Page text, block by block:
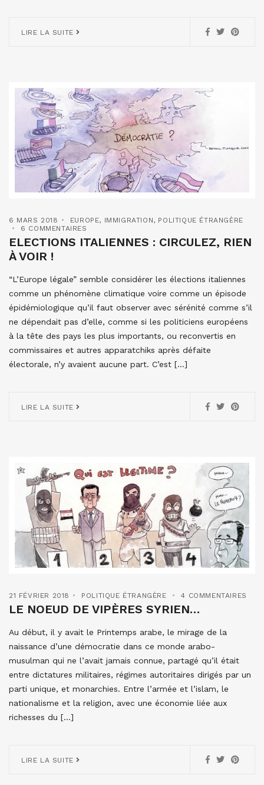
LIRE LA SUITE
6 MARS 2018 EUROPE, IMMIGRATION, POLITIQUE ÉTRANGÈRE
6 COMMENTAIRES
ELECTIONS ITALIENNES : CIRCULEZ, RIEN
À VOIR !
“L’Europe légale” semble considérer les élections italiennes
comme un phénomène climatique voire comme un épisode
épidémiologique qu’il faut observer avec sérénité comme s’il
ne dépendait pas d’elle, comme si les politiciens européens
à la tête des pays les plus importants, ou reconvertis en
commissaires et autres apparatchiks après défaite
électorale, n’y avaient aucune part. C’est […]
LIRE LA SUITE
21 FÉVRIER 2018 POLITIQUE ÉTRANGÈRE 4 COMMENTAIRES
LE NOEUD DE VIPÈRES SYRIEN…
Au début, il y avait le Printemps arabe, le mirage de la
naissance d’une démocratie dans ce monde arabo-
musulman qui ne l’avait jamais connue, partagé qu’il était
entre dictatures militaires, régimes autoritaires dirigés par un
parti unique, et monarchies. Entre l’armée et l’islam, le
nationalisme et la religion, avec une économie liée aux
richesses du […]
LIRE LA SUITE